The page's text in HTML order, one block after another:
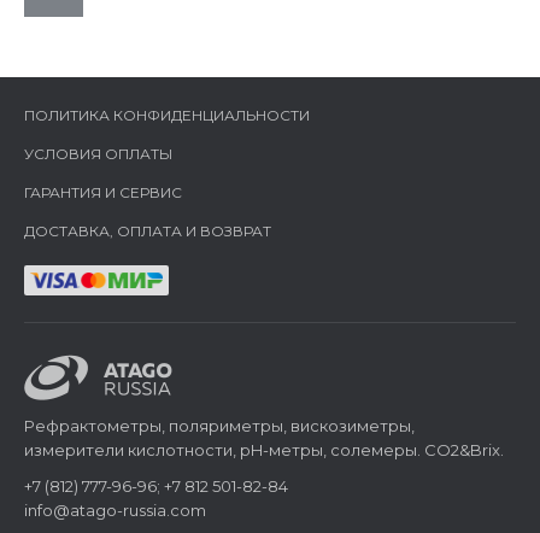
ПОЛИТИКА КОНФИДЕНЦИАЛЬНОСТИ
УСЛОВИЯ ОПЛАТЫ
ГАРАНТИЯ И СЕРВИС
ДОСТАВКА, ОПЛАТА И ВОЗВРАТ
Рефрактометры, поляриметры, вискозиметры,
измерители кислотности, pH-метры, солемеры. CO2&Brix.
+7 (812) 777-96-96; +7 812 501-82-84
info@atago-russia.com